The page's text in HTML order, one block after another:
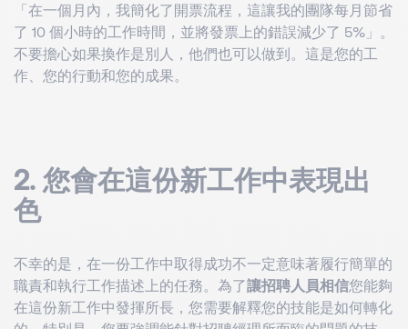
「在一個月內，我簡化了開票流程，這讓我的團隊每月節省
了 10 個小時的工作時間，並將發票上的錯誤減少了 5%」。
不要擔心如果換作是別人，他們也可以做到。這是您的工
作、您的行動和您的成果。
2. 您會在這份新工作中表現出
色
不幸的是，在一份工作中取得成功不一定意味著履行簡單的
職責和執行工作描述上的任務。為了讓招聘人員相信您能夠
在這份新工作中發揮所長，您需要解釋您的技能是如何轉化